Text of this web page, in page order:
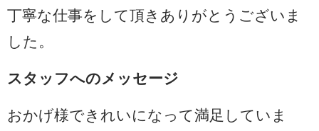
丁寧な仕事をして頂きありがとうございま
した。
スタッフへのメッセージ
おかげ様できれいになって満足していま